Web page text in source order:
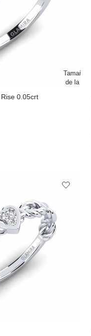
0.05crt